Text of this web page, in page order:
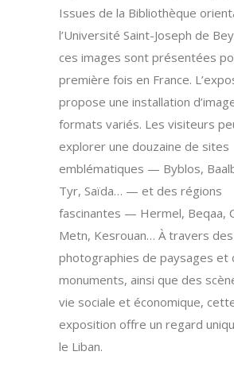
Issues de la Bibliothèque
l’Université Saint-Joseph de
ces images sont présentées
première fois en France.
propose une installation
formats variés. Les visiteurs
explorer une douzaine de sites
emblématiques — Byblos,
Tyr, Saïda… — et des régions
fascinantes — Hermel, Beqaa,
Metn, Kesrouan… À travers des
photographies de paysages et
monuments, ainsi que des
vie sociale et économique,
exposition offre un regard
le Liban.